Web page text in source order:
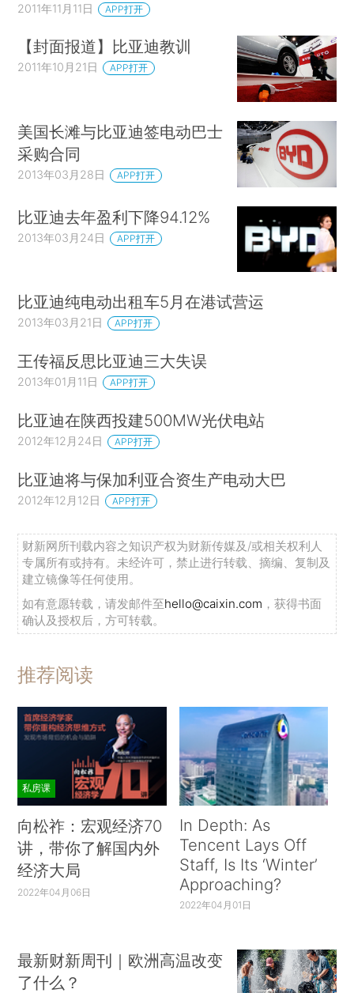
2011年11月11日 APP打开
【封面报道】比亚迪教训
2011年10月21日 APP打开
美国长滩与比亚迪签电动巴士
采购合同
2013年03月28日 APP打开
比亚迪去年盈利下降94.12%
2013年03月24日 APP打开
比亚迪纯电动出租车5月在港试营运
2013年03月21日 APP打开
王传福反思比亚迪三大失误
2013年01月11日 APP打开
比亚迪在陕西投建500MW光伏电站
2012年12月24日 APP打开
比亚迪将与保加利亚合资生产电动大巴
2012年12月12日 APP打开
财新网所刊载内容之知识产权为财新传媒及/或相关权利人
专属所有或持有。未经许可，禁止进行转载、摘编、复制及
建立镜像等任何使用。
如有意愿转载，请发邮件至hello@caixin.com ，获得书面
确认及授权后，方可转载。
推荐阅读
私房课
向松祚：宏观经济70
讲，带你了解国内外
经济大局
2022年04月06日
In Depth: As
Tencent Lays Off
Staff, Is Its ‘Winter’
Approaching?
2022年04月01日
最新财新周刊｜欧洲高温改变
了什么？